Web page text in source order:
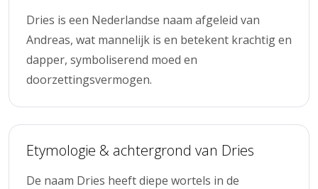
Dries is een Nederlandse naam afgeleid van
Andreas, wat mannelijk is en betekent krachtig en
dapper, symboliserend moed en
doorzettingsvermogen.
Etymologie & achtergrond van Dries
De naam Dries heeft diepe wortels in de